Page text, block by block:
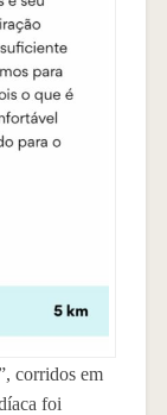
corridos em
foi